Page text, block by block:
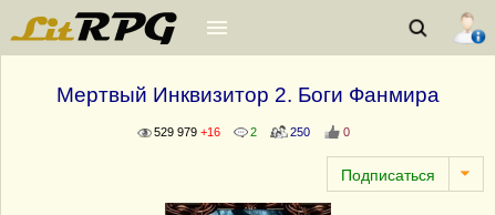
Мертвый Инквизитор 2. Боги Фанмира
529 979 +16 2 250 0